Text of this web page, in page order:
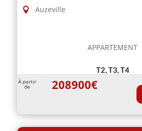
Auzeville
APPARTEMENT
T2, T3, T4
À partir
de 208900€